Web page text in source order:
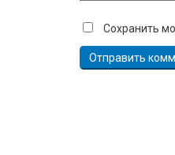
Сохранить